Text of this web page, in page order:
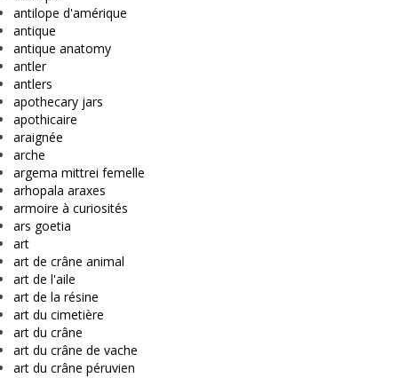
antilope d'amérique
antique
antique anatomy
antler
antlers
apothecary jars
apothicaire
araignée
arche
argema mittrei femelle
arhopala araxes
armoire à curiosités
ars goetia
art
art de crâne animal
art de l'aile
art de la résine
art du cimetière
art du crâne
art du crâne de vache
art du crâne péruvien